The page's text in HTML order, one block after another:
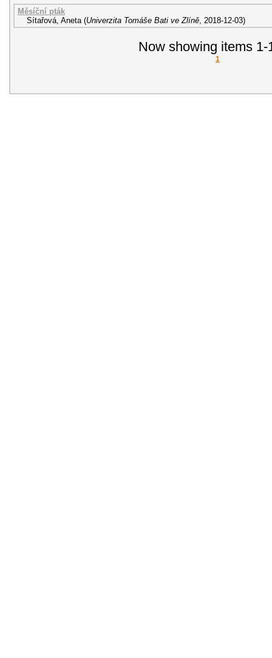
Měsíční pták
Sítařová, Aneta (Univerzita Tomáše Bati ve Zlíně, 2018-12-03)
Now showing items 1-
1